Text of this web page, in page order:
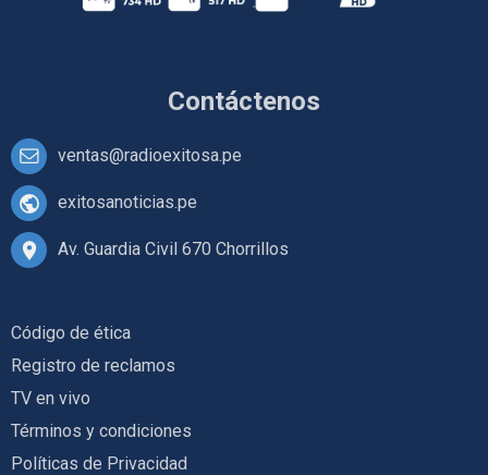
Contáctenos
ventas@radioexitosa.pe
exitosanoticias.pe
Av. Guardia Civil 670 Chorrillos
Código de ética
Registro de reclamos
TV en vivo
Términos y condiciones
Políticas de Privacidad